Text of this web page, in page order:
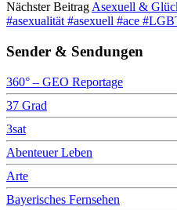
Nächster Beitrag Asexuell &
#asexualität #asexuell #ace
Sender & Sendungen
360° – GEO Reportage
37 Grad
3sat
Abenteuer Leben
Arte
Bayerisches Fernsehen